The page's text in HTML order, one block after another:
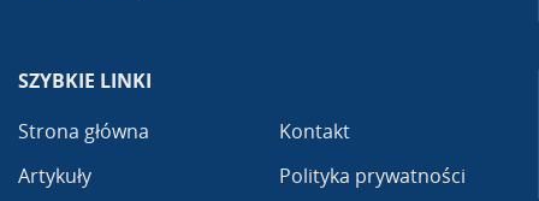
SZYBKIE LINKI
Strona główna
Artykuły
Kontakt
Polityka prywatności